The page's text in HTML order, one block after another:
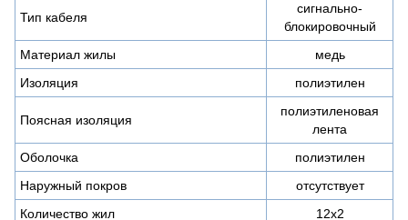
Тип кабеля
сигнально-
блокировочный
Материал жилы
медь
Изоляция
полиэтилен
Поясная изоляция
полиэтиленовая
лента
Оболочка
полиэтилен
Наружный покров
отсутствует
Количество жил
12х2